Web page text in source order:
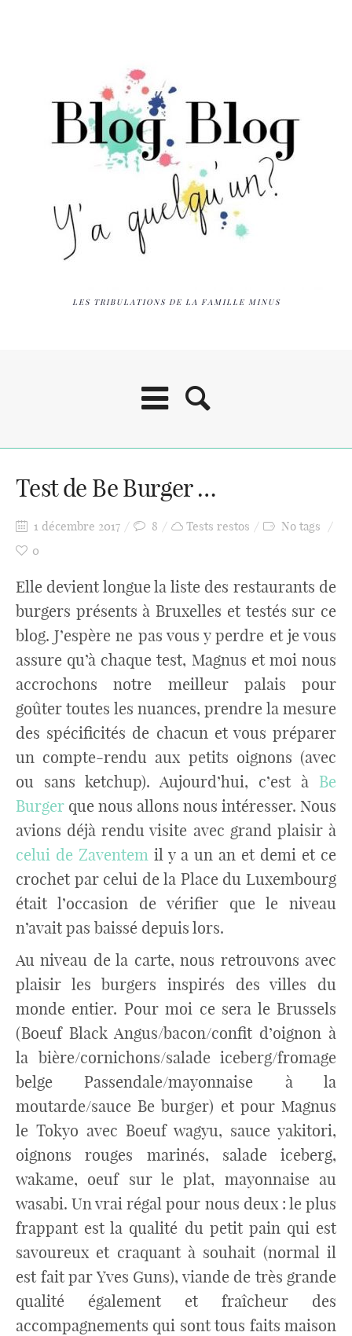
LES TRIBULATIONS DE LA FAMILLE MINUS
Test de Be Burger …
1 décembre 2017 8 Tests restos
No tags
0
Elle devient longue la liste des restaurants de
burgers présents à Bruxelles et testés sur ce
blog. J’espère ne pas vous y perdre et je vous
assure qu’à chaque test, Magnus et moi nous
accrochons notre meilleur palais pour
goûter toutes les nuances, prendre la mesure
des spécificités de chacun et vous préparer
un compte-rendu aux petits oignons (avec
ou sans ketchup). Aujourd’hui, c’est à Be
Burger que nous allons nous intéresser. Nous
avions déjà rendu visite avec grand plaisir à
celui de Zaventem il y a un an et demi et ce
crochet par celui de la Place du Luxembourg
était l’occasion de vérifier que le niveau
n’avait pas baissé depuis lors.
Au niveau de la carte, nous retrouvons avec
plaisir les burgers inspirés des villes du
monde entier. Pour moi ce sera le Brussels
(Boeuf Black Angus/bacon/confit d’oignon à
la bière/cornichons/salade iceberg/fromage
belge Passendale/mayonnaise à la
moutarde/sauce Be burger) et pour Magnus
le Tokyo avec Boeuf wagyu, sauce yakitori,
oignons rouges marinés, salade iceberg,
wakame, oeuf sur le plat, mayonnaise au
wasabi. Un vrai régal pour nous deux : le plus
frappant est la qualité du petit pain qui est
savoureux et craquant à souhait (normal il
est fait par Yves Guns), viande de très grande
qualité également et fraîcheur des
accompagnements qui sont tous faits maison